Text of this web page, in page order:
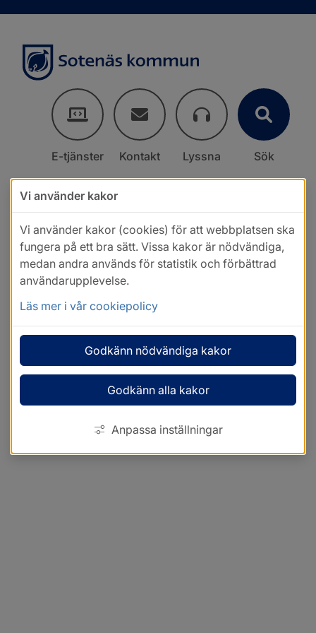
E-tjänster Kontakt Lyssna Sök
Vi använder kakor
Vi använder kakor (cookies) för att webbplatsen ska
fungera på ett bra sätt. Vissa kakor är nödvändiga,
medan andra används för statistik och förbättrad
användarupplevelse.
Läs mer i vår cookiepolicy
Godkänn nödvändiga kakor
Godkänn alla kakor
Anpassa inställningar